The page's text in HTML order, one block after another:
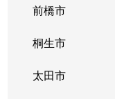
前橋市
桐生市
太田市